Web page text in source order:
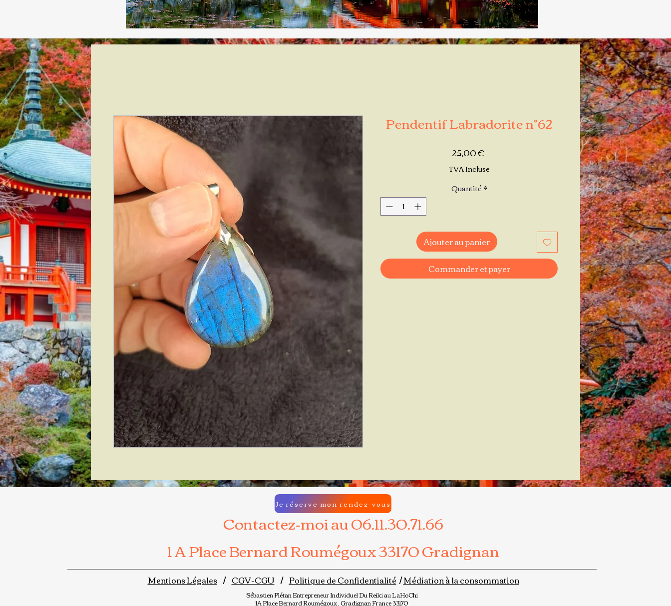
Pendentif Labradorite n°62
25,00 €Prix
TVA Incluse
Quantité*
Ajouter au panier
Commander et payer
Contactez-moi au 06.11.30.71.66
1 A Place Bernard Roumégoux 33170 Gradignan
Je réserve mon rendez-vous
Mentions Légales/ CGV-CGU/ Politique de Confidentialité /Médiation à la consommation
Sébastien PlétanEntrepreneur IndividuelDu Reiki au LaHoChi
1A Place Bernard Roumégoux , Gradignan France 33170